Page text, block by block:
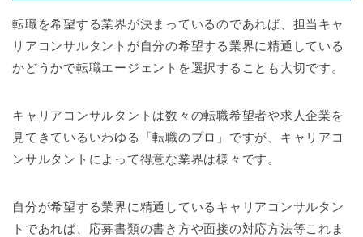
転職を希望する業界が決まっているのであれば、担当キャ
リアコンサルタントが自分の希望する業界に精通している
かどうかで転職エージェントを選択することも大切です。
キャリアコンサルタントは数々の転職希望者や求人企業を
見てきているいわゆる「転職のプロ」ですが、キャリアコ
ンサルタントによって得意な業界は様々です。
自分が希望する業界に精通しているキャリアコンサルタン
トであれば、応募書類の書き方や面接の対応方法等これま